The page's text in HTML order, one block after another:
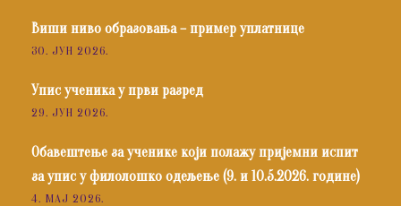
Виши ниво образовања – пример уплатнице
30. ЈУН 2026.
Упис ученика у први разред
29. ЈУН 2026.
Обавештење за ученике који полажу пријемни испит
за упис у филолошко одељење (9. и 10.5.2026. године)
4. МАЈ 2026.